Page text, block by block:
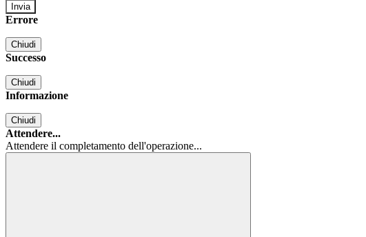
Errore
Chiudi
Successo
Chiudi
Informazione
Chiudi
Attendere...
Attendere il completamento dell'operazione...